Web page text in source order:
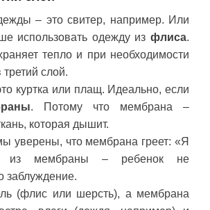
– это свитер, например. Или
использовать одежду из флиса.
тепло и при необходимости
третий слой.
куртка или плащ. Идеально, если
. Потому что мембрана –
которая дышит.
уверены, что мембрана греет: «Я
из мембраны – ребенок не
заблуждение.
(флис или шерсть), а мембрана